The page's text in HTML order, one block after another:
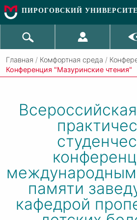
ПИРОГОВСКИЙ
Главная / Комфортная среда /
Конференция "Мазуринские чтения"
международным
памяти
кафедрой